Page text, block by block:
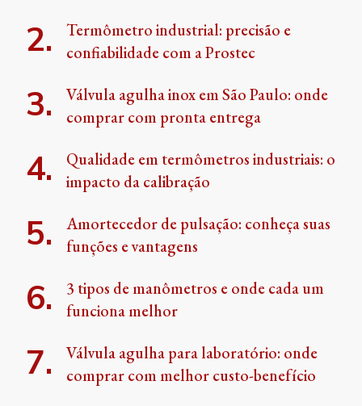
Termômetro industrial: precisão e
confiabilidade com a Prostec
Válvula agulha inox em São Paulo: onde
comprar com pronta entrega
Qualidade em termômetros industriais: o
impacto da calibração
Amortecedor de pulsação: conheça suas
funções e vantagens
3 tipos de manômetros e onde cada um
funciona melhor
Válvula agulha para laboratório: onde
comprar com melhor custo-benefício